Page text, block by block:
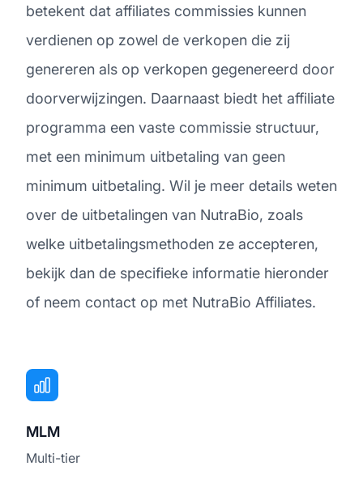
betekent dat affiliates commissies kunnen
verdienen op zowel de verkopen die zij
genereren als op verkopen gegenereerd door
doorverwijzingen. Daarnaast biedt het affiliate
programma een vaste commissie structuur,
met een minimum uitbetaling van geen
minimum uitbetaling. Wil je meer details weten
over de uitbetalingen van NutraBio, zoals
welke uitbetalingsmethoden ze accepteren,
bekijk dan de specifieke informatie hieronder
of neem contact op met NutraBio Affiliates.
MLM
Multi-tier